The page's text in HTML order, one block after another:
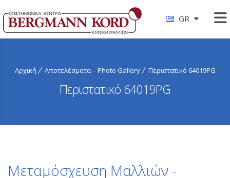
GR
Αρχική Αποτελέσματα – Photo Gallery Περιστατικό 64019PG
Περιστατικό 64019PG
Μεταμόσχευση Μαλλιών -